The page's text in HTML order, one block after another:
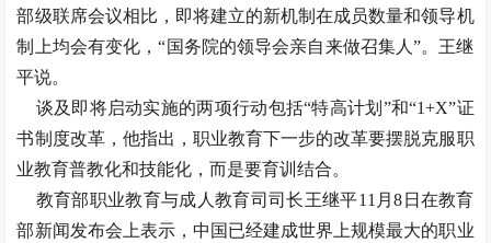
部级联席会议相比，即将建立的新机制在成员数量和领导机
制上均会有变化，“国务院的领导会亲自来做召集人”。王继
平说。
谈及即将启动实施的两项行动包括“特高计划”和“1+X”证
书制度改革，他指出，职业教育下一步的改革要摆脱克服职
业教育普教化和技能化，而是要育训结合。
教育部职业教育与成人教育司司长王继平11月8日在教育
部新闻发布会上表示，中国已经建成世界上规模最大的职业